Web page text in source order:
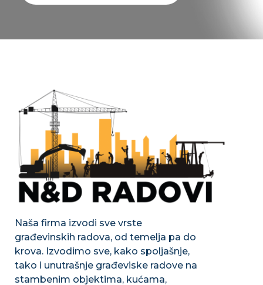
Naša firma izvodi sve vrste
građevinskih radova, od temelja pa do
krova. Izvodimo sve, kako spoljašnje,
tako i unutrašnje građeviske radove na
stambenim objektima, kućama,